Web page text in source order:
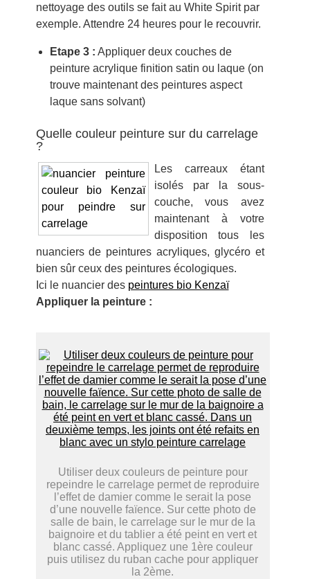
nettoyage des outils se fait au White Spirit par
exemple. Attendre 24 heures pour le recouvrir.
Etape 3 : Appliquer deux couches de
peinture acrylique finition satin ou laque (on
trouve maintenant des peintures aspect
laque sans solvant)
Quelle couleur peinture sur du carrelage
?
Les carreaux étant
isolés par la sous-
couche, vous avez
maintenant à votre
disposition tous les
nuanciers de peintures acryliques, glycéro et
bien sûr ceux des peintures écologiques.
Ici le nuancier des peintures bio Kenzaï
Appliquer la peinture :
Utiliser deux couleurs de peinture pour
repeindre le carrelage permet de reproduire
l’effet de damier comme le serait la pose
d’une nouvelle faïence. Sur cette photo de
salle de bain, le carrelage sur le mur de la
baignoire et du tablier a été peint en vert et
blanc cassé. Appliquez une 1ère couleur
puis utilisez du ruban cache pour appliquer
la 2ème.